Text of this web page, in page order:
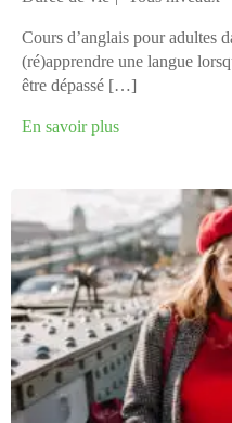
Cours d’anglais pour adultes
(ré)apprendre une langue
être dépassé […]
En savoir plus